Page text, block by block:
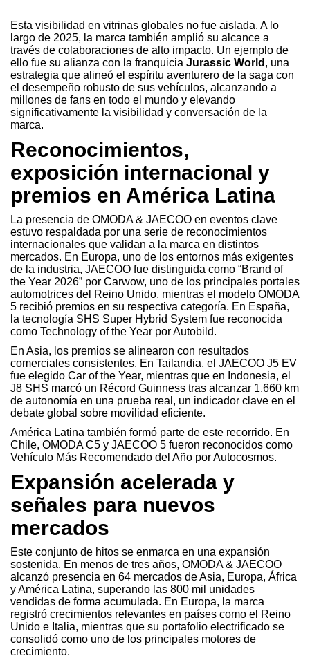
Esta visibilidad en vitrinas globales no fue aislada. A lo
largo de 2025, la marca también amplió su alcance a
través de colaboraciones de alto impacto. Un ejemplo de
ello fue su alianza con la franquicia Jurassic World , una
estrategia que alineó el espíritu aventurero de la saga con
el desempeño robusto de sus vehículos, alcanzando a
millones de fans en todo el mundo y elevando
significativamente la visibilidad y conversación de la
marca.
Reconocimientos,
exposición internacional y
premios en América Latina
La presencia de OMODA & JAECOO en eventos clave
estuvo respaldada por una serie de reconocimientos
internacionales que validan a la marca en distintos
mercados. En Europa, uno de los entornos más exigentes
de la industria, JAECOO fue distinguida como “Brand of
the Year 2026” por Carwow, uno de los principales portales
automotrices del Reino Unido, mientras el modelo OMODA
5 recibió premios en su respectiva categoría. En España,
la tecnología SHS Super Hybrid System fue reconocida
como Technology of the Year por Autobild.
En Asia, los premios se alinearon con resultados
comerciales consistentes. En Tailandia, el JAECOO J5 EV
fue elegido Car of the Year, mientras que en Indonesia, el
J8 SHS marcó un Récord Guinness tras alcanzar 1.660 km
de autonomía en una prueba real, un indicador clave en el
debate global sobre movilidad eficiente.
América Latina también formó parte de este recorrido. En
Chile, OMODA C5 y JAECOO 5 fueron reconocidos como
Vehículo Más Recomendado del Año por Autocosmos.
Expansión acelerada y
señales para nuevos
mercados
Este conjunto de hitos se enmarca en una expansión
sostenida. En menos de tres años, OMODA & JAECOO
alcanzó presencia en 64 mercados de Asia, Europa, África
y América Latina, superando las 800 mil unidades
vendidas de forma acumulada. En Europa, la marca
registró crecimientos relevantes en países como el Reino
Unido e Italia, mientras que su portafolio electrificado se
consolidó como uno de los principales motores de
crecimiento.